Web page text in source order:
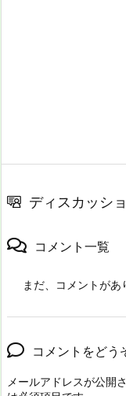
ディスカッシ
コメント一覧
まだ、コメントがあ
コメントをどう
メールアドレスが公開